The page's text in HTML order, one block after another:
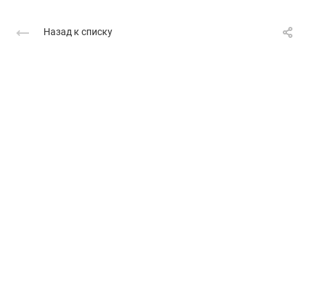
Назад к списку